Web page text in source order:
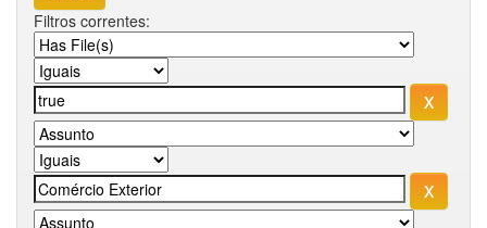
Filtros correntes: